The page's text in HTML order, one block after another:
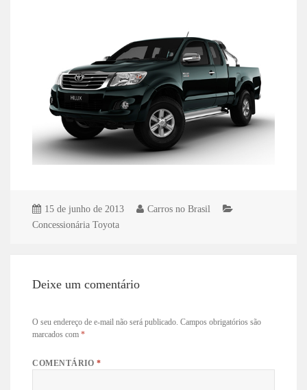
15 de junho de 2013
Carros no Brasil
Concessionária Toyota
Deixe um comentário
O seu endereço de e-mail não será publicado. Campos obrigatórios são
marcados com*
COMENTÁRIO*